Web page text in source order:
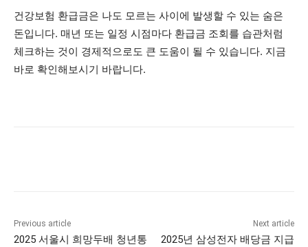
건강보험 환급금은 나도 모르는 사이에 발생할 수 있는 숨은
돈입니다. 매년 또는 일정 시점마다 환급금 조회를 습관처럼
체크하는 것이 경제적으로도 큰 도움이 될 수 있습니다. 지금
바로 확인해보시기 바랍니다.
Previous article
2025 서울시 희망두배 청년통
Next article
2025년 삼성전자 배당금 지급